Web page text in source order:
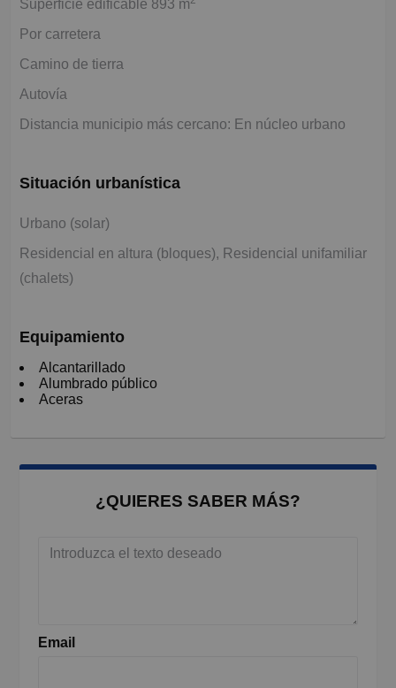
Superficie edificable 893 m
Por carretera
Camino de tierra
Autovía
Distancia municipio más cercano: En núcleo urbano
Situación urbanística
Urbano (solar)
Residencial en altura (bloques), Residencial unifamiliar
(chalets)
Equipamiento
Alcantarillado
Alumbrado público
Aceras
¿QUIERES SABER MÁS?
Email